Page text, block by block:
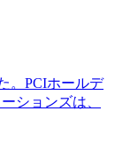
。PCIホールデ
ションズは、